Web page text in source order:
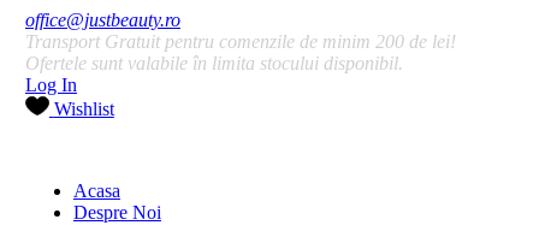
office@justbeauty.ro
Transport Gratuit pentru comenzile de minim 200 de lei!
Ofertele sunt valabile în limita stocului disponibil.
Log In
Wishlist
Acasa
Despre Noi